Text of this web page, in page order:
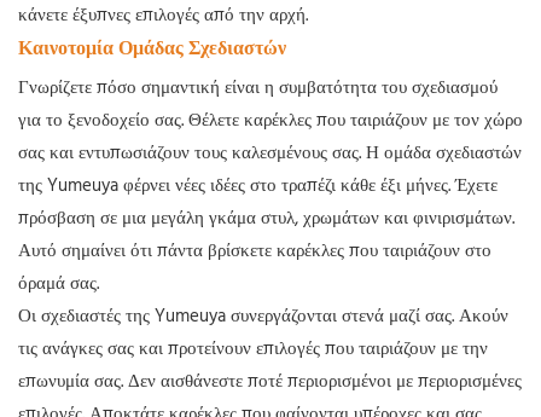
κάνετε έξυπνες επιλογές από την αρχή.
Καινοτομία Ομάδας Σχεδιαστών
Γνωρίζετε πόσο σημαντική είναι η συμβατότητα του σχεδιασμού
για το ξενοδοχείο σας. Θέλετε καρέκλες που ταιριάζουν με τον χώρο
σας και εντυπωσιάζουν τους καλεσμένους σας. Η ομάδα σχεδιαστών
της Yumeuya φέρνει νέες ιδέες στο τραπέζι κάθε έξι μήνες. Έχετε
πρόσβαση σε μια μεγάλη γκάμα στυλ, χρωμάτων και φινιρισμάτων.
Αυτό σημαίνει ότι πάντα βρίσκετε καρέκλες που ταιριάζουν στο
όραμά σας.
Οι σχεδιαστές της Yumeuya συνεργάζονται στενά μαζί σας. Ακούν
τις ανάγκες σας και προτείνουν επιλογές που ταιριάζουν με την
επωνυμία σας. Δεν αισθάνεστε ποτέ περιορισμένοι με περιορισμένες